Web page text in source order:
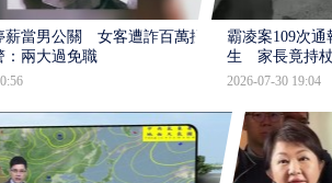
薪當男公關 女客遭詐百萬提
：兩大過免職
霸凌案109次
生 家長竟持
2026-07-30 19:04